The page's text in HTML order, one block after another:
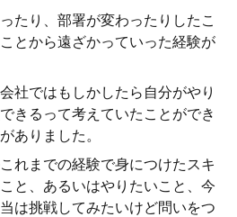
たり、部署が変わったりしたこ
とから遠ざかっていった経験が
社ではもしかしたら自分がやり
きるって考えていたことができ
ありました。
れまでの経験で身につけたスキ
と、あるいはやりたいこと、今
は挑戦してみたいけど問いをつ